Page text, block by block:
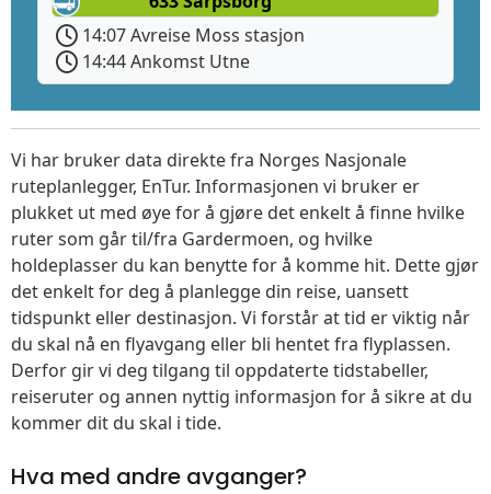
14:07 Avreise Moss stasjon
14:44 Ankomst Utne
Vi har bruker data direkte fra Norges Nasjonale
ruteplanlegger, EnTur. Informasjonen vi bruker er
plukket ut med øye for å gjøre det enkelt å finne hvilke
ruter som går til/fra Gardermoen, og hvilke
holdeplasser du kan benytte for å komme hit. Dette gjør
det enkelt for deg å planlegge din reise, uansett
tidspunkt eller destinasjon. Vi forstår at tid er viktig når
du skal nå en flyavgang eller bli hentet fra flyplassen.
Derfor gir vi deg tilgang til oppdaterte tidstabeller,
reiseruter og annen nyttig informasjon for å sikre at du
kommer dit du skal i tide.
Hva med andre avganger?